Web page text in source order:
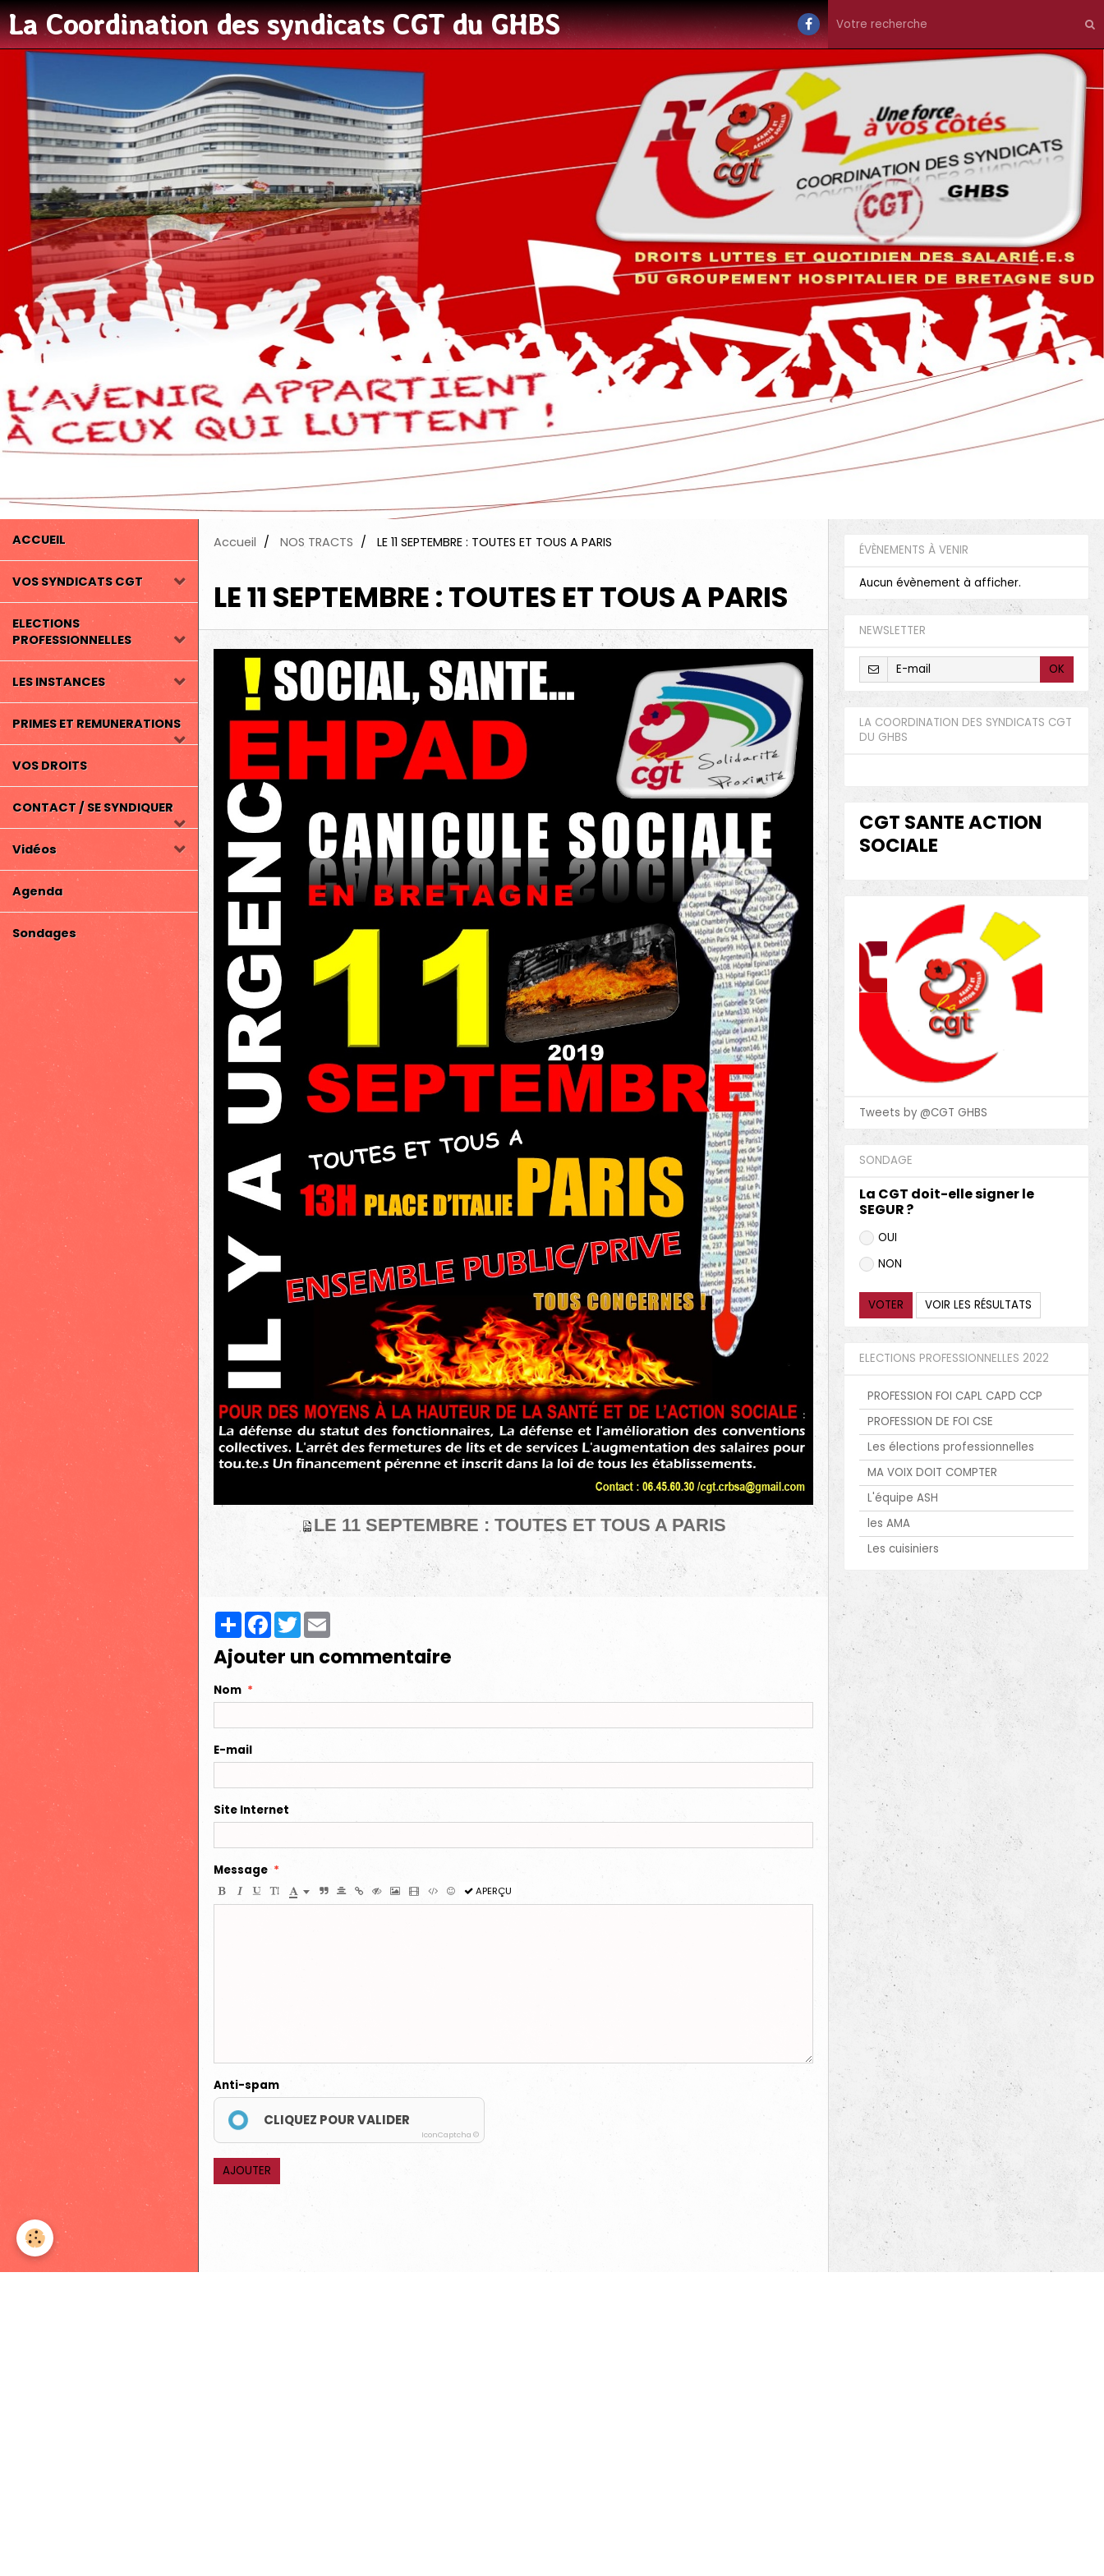
La Coordination des syndicats CGT du GHBS
ACCUEIL
VOS SYNDICATS CGT
ELECTIONS
PROFESSIONNELLES
LES INSTANCES
PRIMES ET REMUNERATIONS
VOS DROITS
CONTACT / SE SYNDIQUER
Vidéos
Agenda
Sondages
Accueil NOS TRACTS LE 11 SEPTEMBRE : TOUTES ET TOUS A PARIS
LE 11 SEPTEMBRE : TOUTES ET TOUS A PARIS
LE 11 SEPTEMBRE : TOUTES ET TOUS A PARIS
PartagerFacebook
TwitterEmail
Ajouter un commentaire
Nom
E-mail
Site Internet
Message
APERÇU
Anti-spam
CLIQUEZ POUR VALIDER
IconCaptcha ©
AJOUTER
ÉVÈNEMENTS À VENIR
Aucun évènement à afficher.
NEWSLETTER
OK
LA COORDINATION DES SYNDICATS CGT
DU GHBS
CGT SANTE ACTION
SOCIALE
Tweets by @CGT GHBS
SONDAGE
La CGT doit-elle signer le
SEGUR ?
OUI
NON
VOTER VOIR LES RÉSULTATS
ELECTIONS PROFESSIONNELLES 2022
PROFESSION FOI CAPL CAPD CCP
PROFESSION DE FOI CSE
Les élections professionnelles
MA VOIX DOIT COMPTER
L'équipe ASH
les AMA
Les cuisiniers